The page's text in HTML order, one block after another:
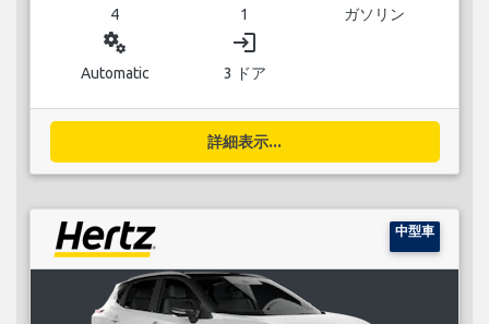
4 1 ガソリン
miscellaneous_services
Automatic
login
3 ドア
詳細表示...
中型車